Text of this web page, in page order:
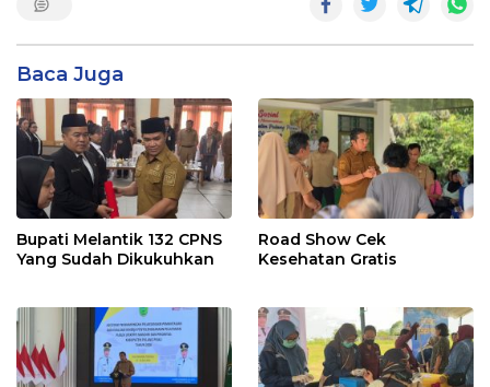
Baca Juga
Bupati Melantik 132 CPNS
Yang Sudah Dikukuhkan
Road Show Cek
Kesehatan Gratis